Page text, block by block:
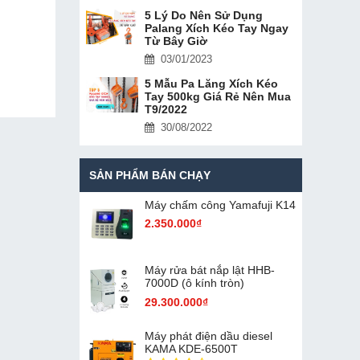
5 Lý Do Nên Sử Dụng
Palang Xích Kéo Tay Ngay
Từ Bây Giờ
03/01/2023
5 Mẫu Pa Lăng Xích Kéo
Tay 500kg Giá Rẻ Nên Mua
T9/2022
30/08/2022
SẢN PHẨM BÁN CHẠY
Máy chấm cô​ng Yamafuji K14
2.350.000₫
Máy rửa bát nắp lật HHB-
7000D (ô kính tròn)
29.300.000₫
Máy phát điện dầu diesel
KAMA KDE-6500T